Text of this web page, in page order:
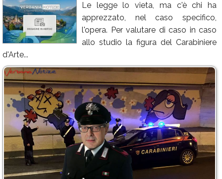
Rubriche
Calendario
Annunci
Le legge lo vieta, ma c'è chi ha
apprezzato, nel caso specifico,
l'opera. Per valutare di caso in caso
allo studio la figura del Carabiniere
d'Arte...